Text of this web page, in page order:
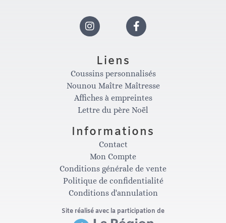
I
n
s
t
a
g
r
F
c
e
b
o
o
Liens
Coussins personnalisés
Nounou Maître Maîtresse
Affiches à empreintes
Lettre du père Noël
Informations
Contact
Mon Compte
Conditions générale de vente
Politique de confidentialité
Conditions d'annulation
Site réalisé avec la participation de